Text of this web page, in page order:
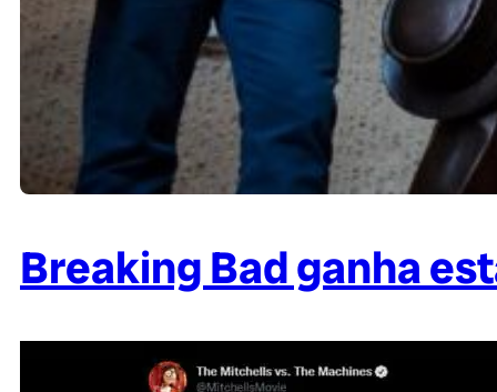
Breaking Bad ganha